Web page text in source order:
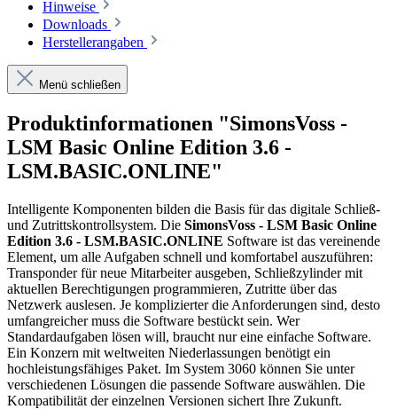
Hinweise
Downloads
Herstellerangaben
Menü schließen
Produktinformationen "SimonsVoss -
LSM Basic Online Edition 3.6 -
LSM.BASIC.ONLINE"
Intelligente Komponenten bilden die Basis für das digitale Schließ-
und Zutrittskontrollsystem. Die SimonsVoss - LSM Basic Online
Edition 3.6 - LSM.BASIC.ONLINE Software ist das vereinende
Element, um alle Aufgaben schnell und komfortabel auszuführen:
Transponder für neue Mitarbeiter ausgeben, Schließzylinder mit
aktuellen Berechtigungen programmieren, Zutritte über das
Netzwerk auslesen. Je komplizierter die Anforderungen sind, desto
umfangreicher muss die Software bestückt sein. Wer
Standardaufgaben lösen will, braucht nur eine einfache Software.
Ein Konzern mit weltweiten Niederlassungen benötigt ein
hochleistungsfähiges Paket. Im System 3060 können Sie unter
verschiedenen Lösungen die passende Software auswählen. Die
Kompatibilität der einzelnen Versionen sichert Ihre Zukunft.